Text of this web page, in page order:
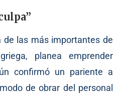
de las más importantes de
planea emprender
confirmó un pariente a
de obrar del personal